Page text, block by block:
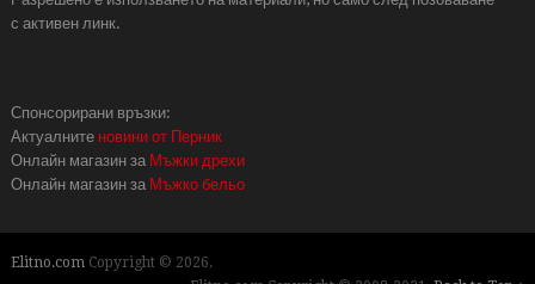
с активен линк.
Спонсорирани връзки:
Актуалните новини от Перник
Онлайн магазин за Мъжки дрехи
Онлайн магазин за Мъжко бельо
Elitno.com Copyright © 2026.